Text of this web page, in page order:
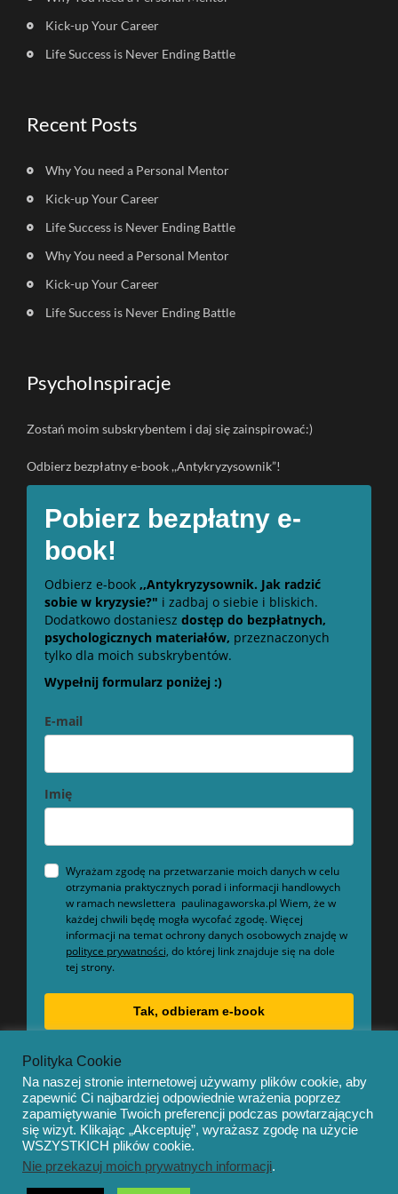
Kick-up Your Career
Life Success is Never Ending Battle
Recent Posts
Why You need a Personal Mentor
Kick-up Your Career
Life Success is Never Ending Battle
Why You need a Personal Mentor
Kick-up Your Career
Life Success is Never Ending Battle
PsychoInspiracje
Zostań moim subskrybentem i daj się zainspirować:)
Odbierz bezpłatny e-book ,,Antykryzysownik”!
Pobierz bezpłatny e-
book!
Odbierz e-book ,,Antykryzysownik. Jak radzić
sobie w kryzysie?" i zadbaj o siebie i bliskich.
Dodatkowo dostaniesz dostęp do bezpłatnych,
psychologicznych materiałów, przeznaczonych
tylko dla moich subskrybentów.
Wypełnij formularz poniżej :)
E-mail
Imię
Wyrażam zgodę na przetwarzanie moich danych w celu
otrzymania praktycznych porad i informacji handlowych
w ramach newslettera paulinagaworska.pl Wiem, że w
każdej chwili będę mogła wycofać zgodę. Więcej
informacji na temat ochrony danych osobowych znajdę w
polityce prywatności, do której link znajduje się na dole
tej strony.
Tak, odbieram e-book
© Copyright 2020 – Mentor by OceanThemes
Polityka Cookie
Na naszej stronie internetowej używamy plików cookie, aby
zapewnić Ci najbardziej odpowiednie wrażenia poprzez
zapamiętywanie Twoich preferencji podczas powtarzających
się wizyt. Klikając „Akceptuję”, wyrażasz zgodę na użycie
WSZYSTKICH plików cookie.
Nie przekazuj moich prywatnych informacji.